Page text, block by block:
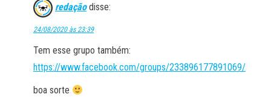
redação disse:
24/08/2020 às 23:39
Tem esse grupo também:
https://www.facebook.com/groups/233896177891069/
boa sorte